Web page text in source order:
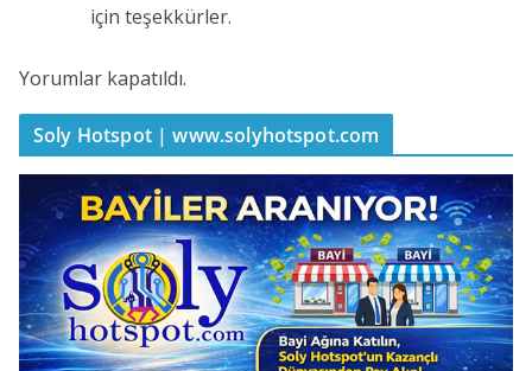
için teşekkürler.
Yorumlar kapatıldı.
Soly Hotspot | www.solyhotspot.com